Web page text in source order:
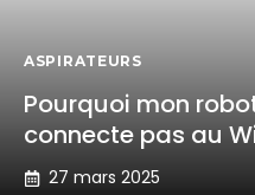
ASPIRATEURS
Pourquoi mon
connecte pas au
27 mars 2025